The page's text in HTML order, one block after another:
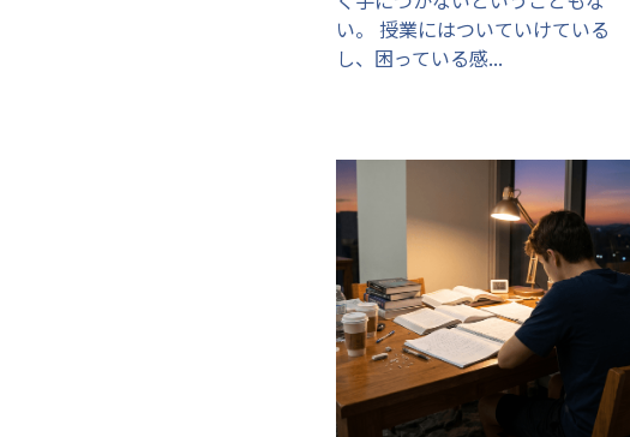
い。 授業にはついていけている
し、困っている感...